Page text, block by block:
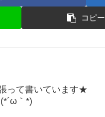
コピー
って書いています★
｀*)